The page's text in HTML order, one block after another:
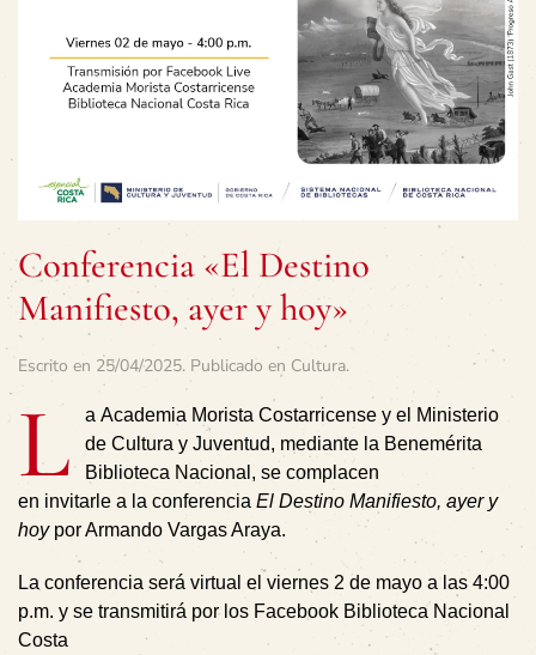
Conferencia «El Destino
Manifiesto, ayer y hoy»
Escrito en 25/04/2025. Publicado en Cultura.
L
a Academia Morista Costarricense y el Ministerio
de Cultura y Juventud, mediante la Benemérita
Biblioteca Nacional, se complacen
en invitarle a la conferencia El Destino Manifiesto, ayer y
hoy por Armando Vargas Araya.
La conferencia será virtual el viernes 2 de mayo a las 4:00
p.m. y se transmitirá por los Facebook Biblioteca Nacional
Costa